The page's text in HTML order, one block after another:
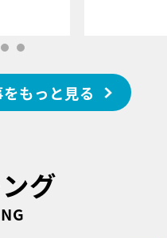
もっと見る
グ